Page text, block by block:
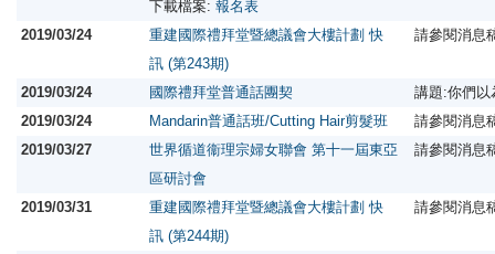
下載檔案: 報名表
2019/03/24
重建國際禮拜堂暨總議會大樓計劃 快
訊 (第243期)
請參閱消息
2019/03/24 國際禮拜堂普通話團契
講題:你們
2019/03/24
Mandarin普通話班/Cutting Hair剪髮班
請參閱消息
2019/03/27
世界循道衞理宗婦女聯會 第十一屆東亞
區研討會
請參閱消息
2019/03/31
重建國際禮拜堂暨總議會大樓計劃 快
訊 (第244期)
請參閱消息